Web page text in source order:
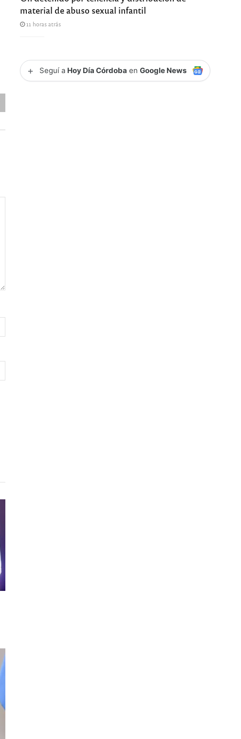
material de abuso sexual infantil
11 horas atrás
+ Seguí a Hoy Día Córdoba enGoogle News